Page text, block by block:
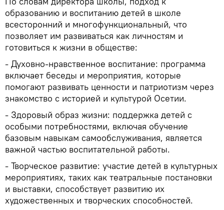
образованию и воспитанию детей в школе
всесторонний и многофункциональный, что
позволяет им развиваться как личностям и
готовиться к жизни в обществе:
- Духовно-нравственное воспитание: программа
включает беседы и мероприятия, которые
помогают развивать ценности и патриотизм через
знакомство с историей и культурой Осетии.
- Здоровый образ жизни: поддержка детей с
особыми потребностями, включая обучение
базовым навыкам самообслуживания, является
важной частью воспитательной работы.
- Творческое развитие: участие детей в культурных
мероприятиях, таких как театральные постановки
и выставки, способствует развитию их
художественных и творческих способностей.